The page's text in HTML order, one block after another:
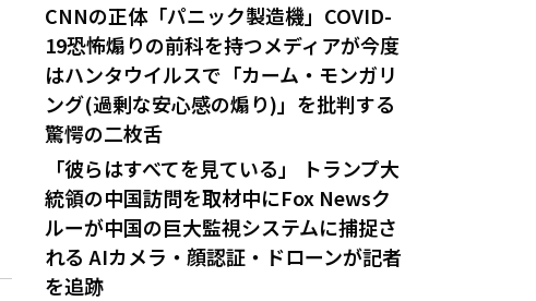
CNNの正体「パニック製造機」COVID-
19恐怖煽りの前科を持つメディアが今度
はハンタウイルスで「カーム・モンガリ
ング(過剰な安心感の煽り)」を批判する
驚愕の二枚舌
「彼らはすべてを見ている」 トランプ大
統領の中国訪問を取材中にFox Newsク
ルーが中国の巨大監視システムに捕捉さ
れる AIカメラ・顔認証・ドローンが記者
を追跡